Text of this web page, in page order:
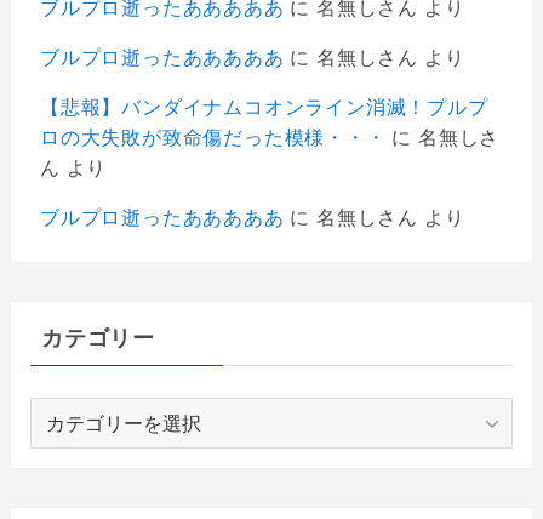
ブルプロ逝ったあああああ に 名無しさん より
ブルプロ逝ったあああああ に 名無しさん より
【悲報】バンダイナムコオンライン消滅！プルプ
ロの大失敗が致命傷だった模様・・・
に 名無しさ
ん より
ブルプロ逝ったあああああ に 名無しさん より
カテゴリー